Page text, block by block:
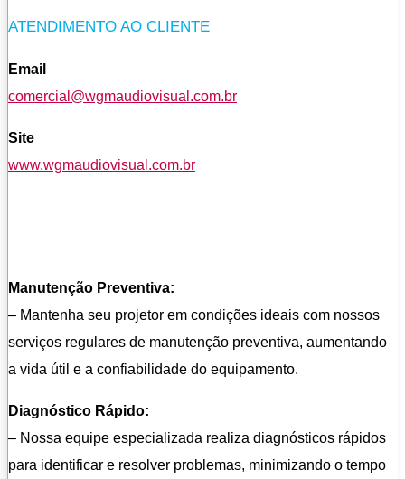
ATENDIMENTO AO CLIENTE
Email
comercial@wgmaudiovisual.com.br
Site
www.wgmaudiovisual.com.br
Manutenção Preventiva:
– Mantenha seu projetor em condições ideais com nossos
serviços regulares de manutenção preventiva, aumentando
a vida útil e a confiabilidade do equipamento.
Diagnóstico Rápido:
– Nossa equipe especializada realiza diagnósticos rápidos
para identificar e resolver problemas, minimizando o tempo